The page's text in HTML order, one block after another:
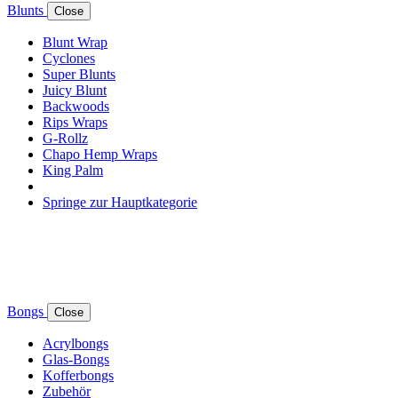
Blunts Close
Blunt Wrap
Cyclones
Super Blunts
Juicy Blunt
Backwoods
Rips Wraps
G-Rollz
Chapo Hemp Wraps
King Palm
Springe zur Hauptkategorie
Bongs Close
Acrylbongs
Glas-Bongs
Kofferbongs
Zubehör